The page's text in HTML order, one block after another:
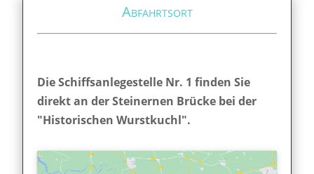
Abfahrtsort
Die Schiffsanlegestelle Nr. 1 finden Sie
direkt an der Steinernen Brücke bei der
"Historischen Wurstkuchl".